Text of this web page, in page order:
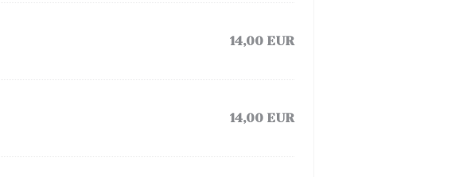
14,00 EUR
14,00 EUR